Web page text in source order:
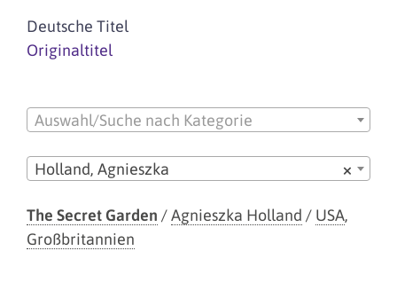
Deutsche Titel
Originaltitel
Auswahl/Suche nach Kategorie
×
Holland, Agnieszka
The Secret Garden /Agnieszka Holland / USA,
Großbritannien